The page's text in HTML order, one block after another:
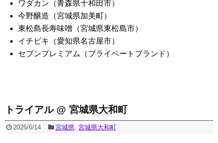
ワダカン（青森県十和田市）
今野醸造（宮城県加美町）
東松島長寿味噌（宮城県東松島市）
イチビキ（愛知県名古屋市）
セブンプレミアム（プライベートブランド）
トライアル @ 宮城県大和町
2026/6/14 宮城県, 宮城県大和町